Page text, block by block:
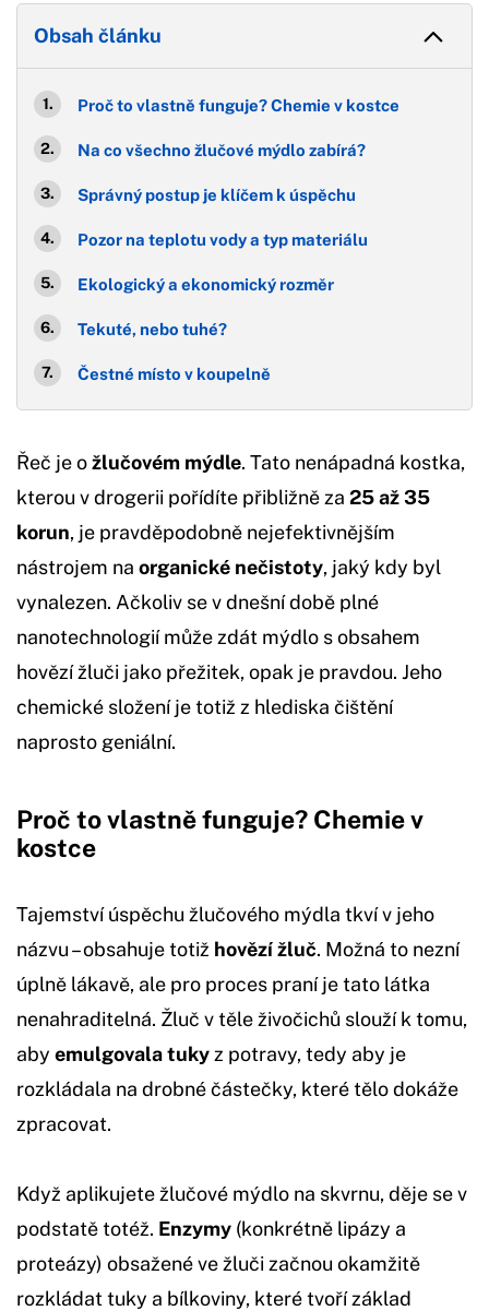
Obsah článku
Proč to vlastně funguje? Chemie v kostce
Na co všechno žlučové mýdlo zabírá?
Správný postup je klíčem k úspěchu
Pozor na teplotu vody a typ materiálu
Ekologický a ekonomický rozměr
Tekuté, nebo tuhé?
Čestné místo v koupelně
Řeč je ožlučovém mýdle. Tato nenápadná kostka,
kterou v drogerii pořídíte přibližně za 25 až 35
korun, je pravděpodobně nejefektivnějším
nástrojem na organické nečistoty, jaký kdy byl
vynalezen. Ačkoliv se v dnešní době plné
nanotechnologií může zdát mýdlo s obsahem
hovězí žluči jako přežitek, opak je pravdou. Jeho
chemické složení je totiž z hlediska čištění
naprosto geniální.
Proč to vlastně funguje? Chemie v
kostce
Tajemství úspěchu žlučového mýdla tkví v jeho
názvu – obsahuje totiž hovězí žluč. Možná to nezní
úplně lákavě, ale pro proces praní je tato látka
nenahraditelná. Žluč v těle živočichů slouží k tomu,
aby emulgovala tukyz potravy, tedy aby je
rozkládala na drobné částečky, které tělo dokáže
zpracovat.
Když aplikujete žlučové mýdlo na skvrnu, děje se v
podstatě totéž. Enzymy (konkrétně lipázy a
proteázy) obsažené ve žluči začnou okamžitě
rozkládat tuky a bílkoviny, které tvoří základ